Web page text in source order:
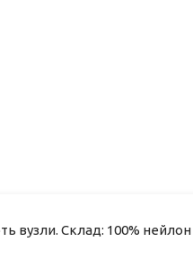
вузли. Склад: 100% нейлон